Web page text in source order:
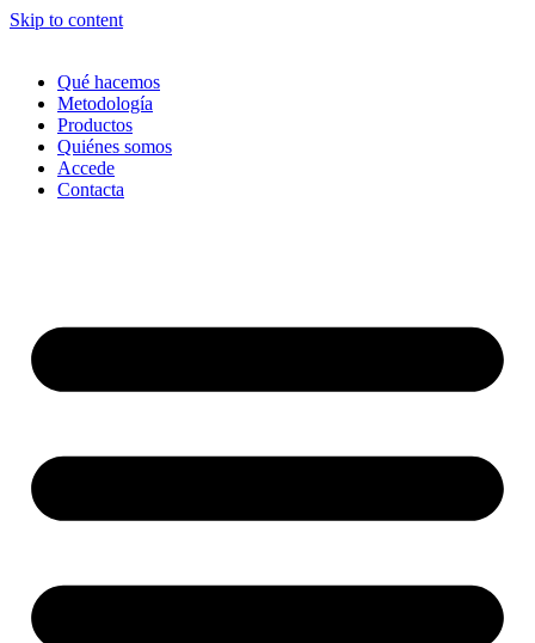
Skip to content
Qué hacemos
Metodología
Productos
Quiénes somos
Accede
Contacta